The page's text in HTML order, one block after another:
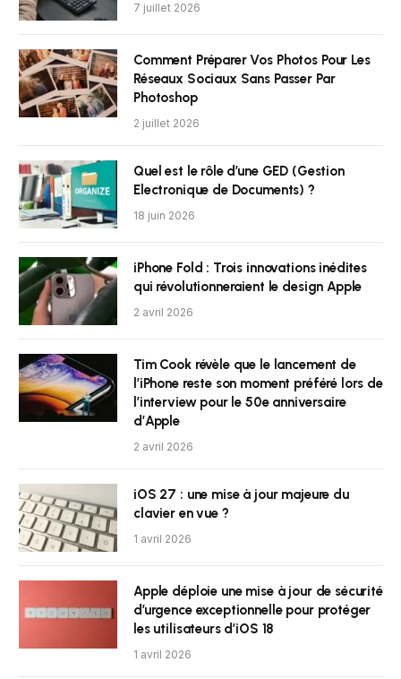
7 juillet 2026
Comment Préparer Vos Photos Pour Les
Réseaux Sociaux Sans Passer Par
Photoshop
2 juillet 2026
Quel est le rôle d’une GED (Gestion
Electronique de Documents) ?
18 juin 2026
iPhone Fold : Trois innovations inédites
qui révolutionneraient le design Apple
2 avril 2026
Tim Cook révèle que le lancement de
l’iPhone reste son moment préféré lors de
l’interview pour le 50e anniversaire
d’Apple
2 avril 2026
iOS 27 : une mise à jour majeure du
clavier en vue ?
1 avril 2026
Apple déploie une mise à jour de sécurité
d’urgence exceptionnelle pour protéger
les utilisateurs d’iOS 18
1 avril 2026